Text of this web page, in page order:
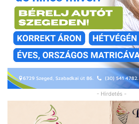
- Hirdetés -